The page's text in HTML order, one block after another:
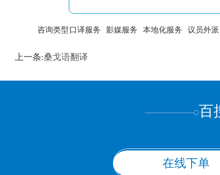
咨询类型口译服务 影媒服务 本地化服务 议员外派
训翻译
上一条:桑戈语翻译
百
在线下单